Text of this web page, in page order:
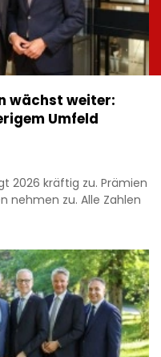
wächst weiter:
Umfeld
2026 kräftig zu. Prämien
nehmen zu. Alle Zahlen